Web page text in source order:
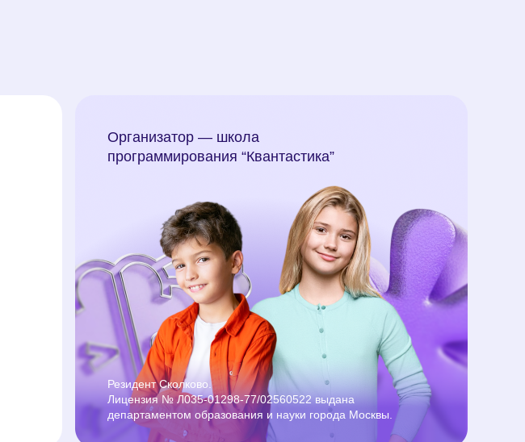
Резидент Сколково.
Лицензия № Л035-01298-77/02560522 выдана
департаментом образования и науки города Москвы.
Организатор — школа
программирования “Квантастика”